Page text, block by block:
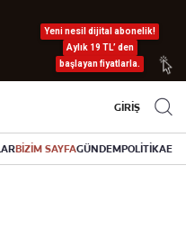
Yeni nesil dijital abonelik!
Aylık 19 TL’ den
başlayan fiyatlarla.
GİRİŞ
BİZİM SAYFAGÜNDEMPOLİTİKA